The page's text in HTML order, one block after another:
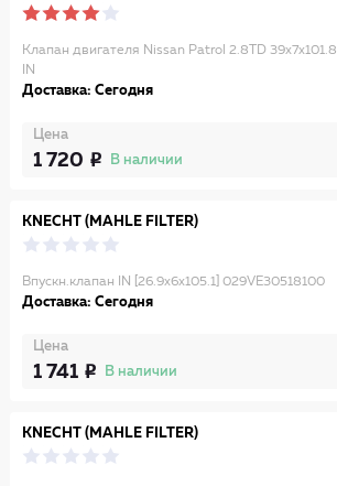
Клапан двигателя Nissan Patrol 2.8TD 39x7x101.8
IN
Доставка: Сегодня
Цена
1 720 В наличии
KNECHT (MAHLE FILTER)
Впускн.клапан IN [26.9x6x105.1] 029VE30518100
Доставка: Сегодня
Цена
1 741 В наличии
KNECHT (MAHLE FILTER)